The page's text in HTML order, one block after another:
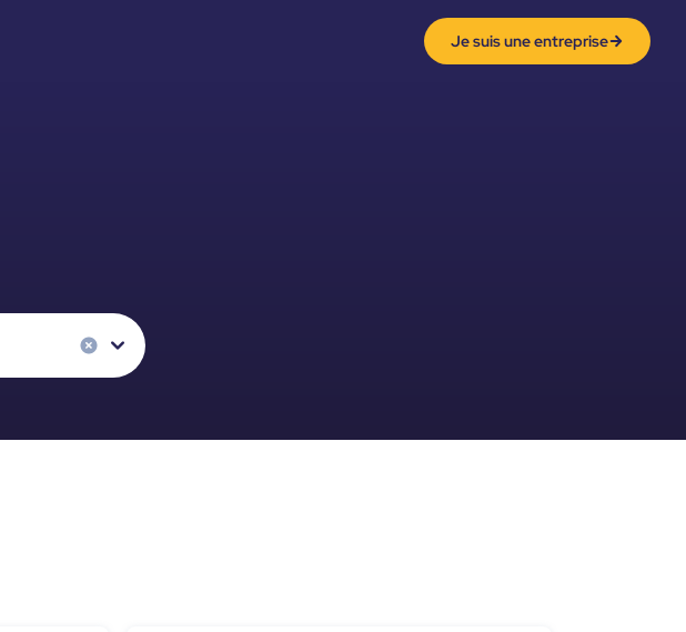
Je suis une entreprise